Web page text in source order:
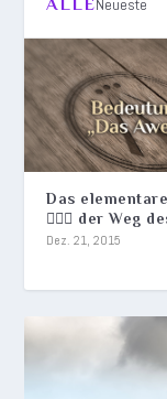
DAS
ALLENeueste
Das
🧙🏻‍♂️ der Weg
Dez. 21, 2015